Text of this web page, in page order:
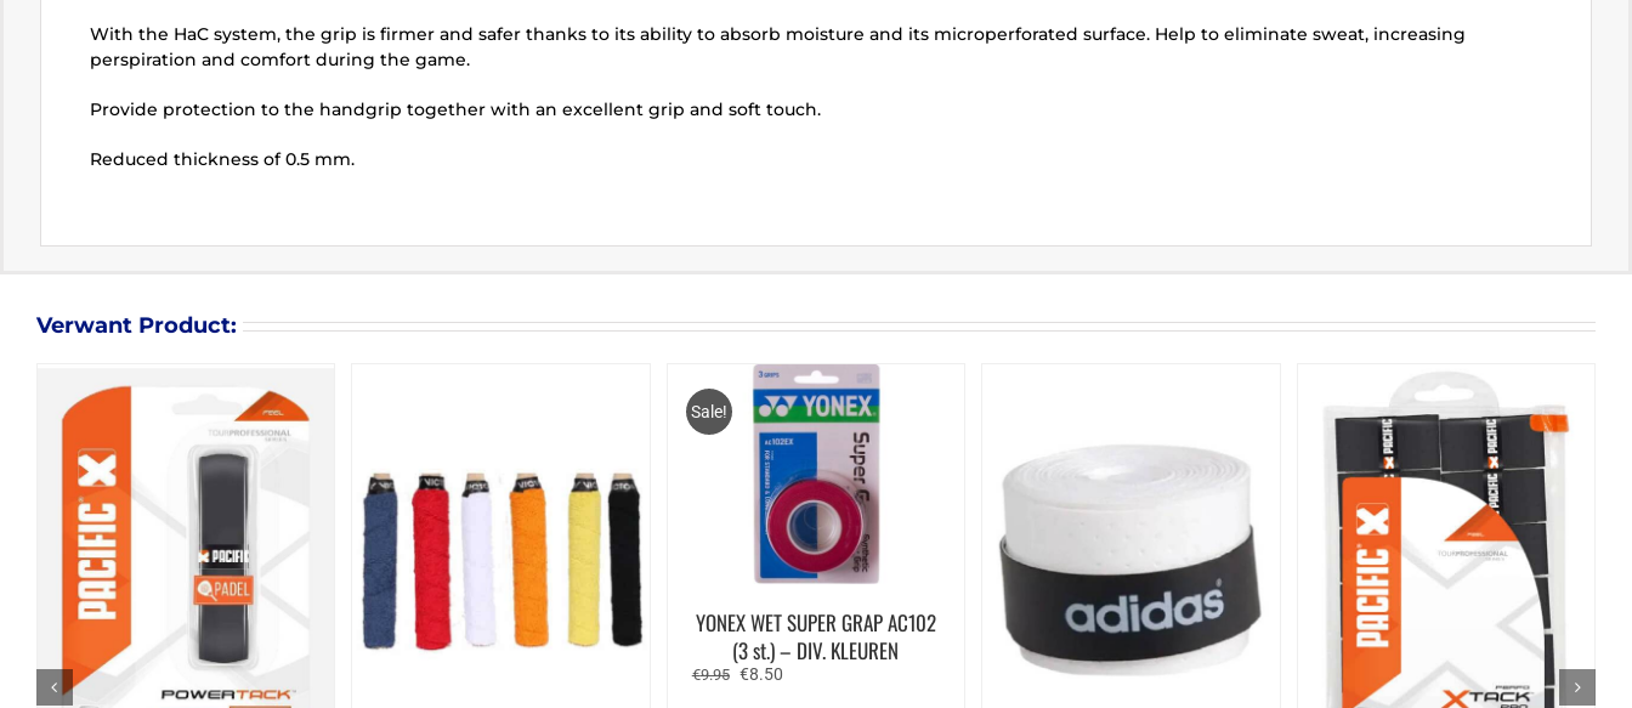
With the HaC system, the grip is firmer and safer thanks to its ability to absorb moisture and its microperforated surface. Help to eliminate sweat, increasing
perspiration and comfort during the game.
Provide protection to the handgrip together with an excellent grip and soft touch.
Reduced thickness of 0.5 mm.
Verwant Product:
Sale!
YONEX WET SUPER GRAP AC102
(3 st.) – DIV. KLEUREN
€9.95 Oorspronkelijke
€8.50Huidige